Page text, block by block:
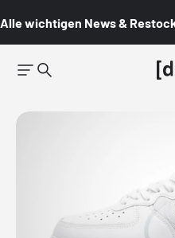
Alle wichtigen News &